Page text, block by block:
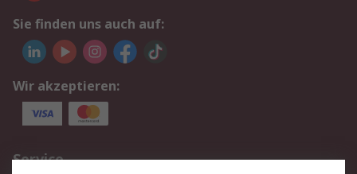
Sie finden uns auch auf:
Wir akzeptieren:
Service